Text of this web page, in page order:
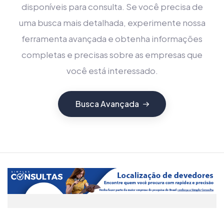
disponíveis para consulta. Se você precisa de
uma busca mais detalhada, experimente nossa
ferramenta avançada e obtenha informações
completas e precisas sobre as empresas que
você está interessado.
Busca Avançada